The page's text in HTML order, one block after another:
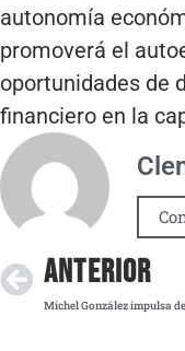
autonomía
promoverá el
oportunidades de
financiero en la
ANTERIOR